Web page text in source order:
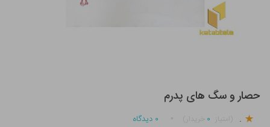
حصار و سگ های پدرم
. ۰ ۰ دیدگاه